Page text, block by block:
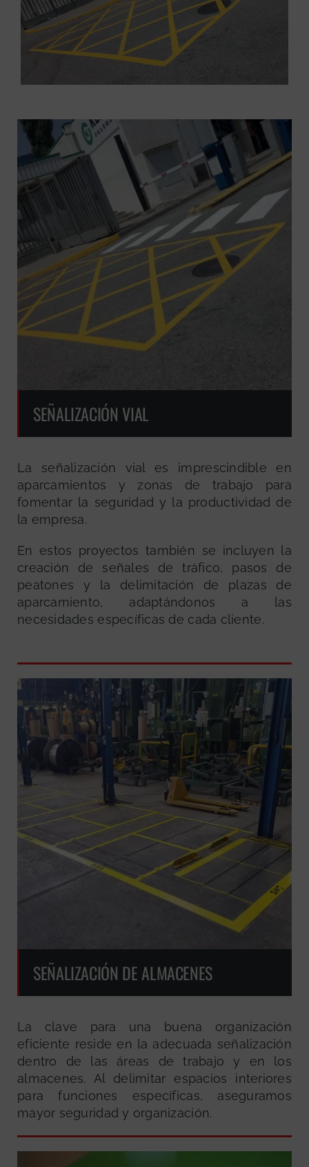
SEÑALIZACIÓN VIAL
La señalización vial es imprescindible en
aparcamientos y zonas de trabajo para
fomentar la seguridad y la productividad de
la empresa.
En estos proyectos también se incluyen la
creación de señales de tráfico, pasos de
peatones y la delimitación de plazas de
aparcamiento, adaptándonos a las
necesidades específicas de cada cliente.
SEÑALIZACIÓN DE ALMACENES
La clave para una buena organización
eficiente reside en la adecuada señalización
dentro de las áreas de trabajo y en los
almacenes. Al delimitar espacios interiores
para funciones específicas, aseguramos
mayor seguridad y organización.